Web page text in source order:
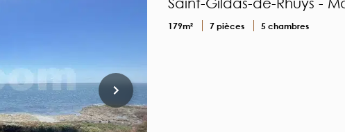
179m² 7 pièces 5 chambres